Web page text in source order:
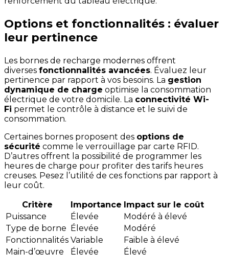
Options et fonctionnalités : évaluer
leur pertinence
Les bornes de recharge modernes offrent
diverses fonctionnalités avancées. Évaluez leur
pertinence par rapport à vos besoins. La gestion
dynamique de charge optimise la consommation
électrique de votre domicile. La connectivité Wi-
Fi permet le contrôle à distance et le suivi de
consommation.
Certaines bornes proposent des options de
sécurité comme le verrouillage par carte RFID.
D’autres offrent la possibilité de programmer les
heures de charge pour profiter des tarifs heures
creuses. Pesez l’utilité de ces fonctions par rapport à
leur coût.
Critère
Importance Impact sur le coût
Puissance
Élevée
Modéré à élevé
Type de borne Élevée
Modéré
Fonctionnalités Variable
Faible à élevé
Main-d’œuvre
Élevée Élevé